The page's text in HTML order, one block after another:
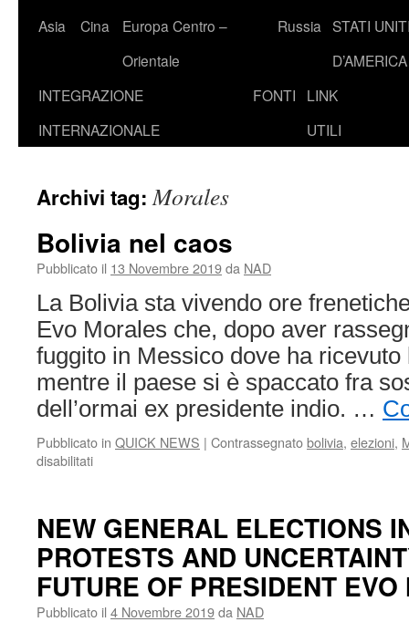
Asia Cina
Europa Centro –
Orientale
Russia STATI
D’AMERICA
INTEGRAZIONE
INTERNAZIONALE
FONTI
LINK
UTILI
Archivi tag:Morales
Bolivia nel caos
Pubblicato il 13 Novembre 2019da NAD
La Bolivia sta vivendo ore
Evo Morales che, dopo aver
fuggito in Messico dove ha ricevuto
mentre il paese si è spaccato fra
dell’ormai ex presidente indio. …
Pubblicato in QUICK NEWS | Contrassegnatobolivia, elezioni,
disabilitatisu
NEW GENERAL ELECTIONS
PROTESTS AND
FUTURE OF PRESIDENT
Pubblicato il 4 Novembre 2019da NAD